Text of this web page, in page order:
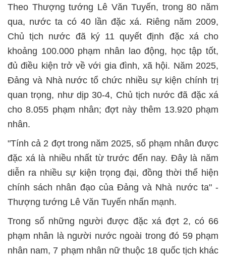
Theo Thượng tướng Lê Văn Tuyến, trong 80 năm
qua, nước ta có 40 lần đặc xá. Riêng năm 2009,
Chủ tịch nước đã ký 11 quyết định đặc xá cho
khoảng 100.000 phạm nhân lao động, học tập tốt,
đủ điều kiện trở về với gia đình, xã hội. Năm 2025,
Đảng và Nhà nước tổ chức nhiều sự kiện chính trị
quan trọng, như dịp 30-4, Chủ tịch nước đã đặc xá
cho 8.055 phạm nhân; đợt này thêm 13.920 phạm
nhân.
"Tính cả 2 đợt trong năm 2025, số phạm nhân được
đặc xá là nhiều nhất từ trước đến nay. Đây là năm
diễn ra nhiều sự kiện trọng đại, đồng thời thể hiện
chính sách nhân đạo của Đảng và Nhà nước ta" -
Thượng tướng Lê Văn Tuyến nhấn mạnh.
Trong số những người được đặc xá đợt 2, có 66
phạm nhân là người nước ngoài trong đó 59 phạm
nhân nam, 7 phạm nhân nữ thuộc 18 quốc tịch khác